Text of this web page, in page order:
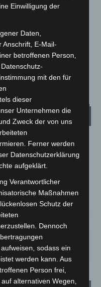
21 neue
beim Roten
16.6°
4%
MI.
26° 17
Einwilligung der
Daten,
Anschrift, E-Mail-
betroffenen Person,
mit den für
dieser
Unternehmen die
Zweck der von uns
Ferner werden
Datenschutzerklärung
aufgeklärt.
Verantwortlicher
Maßnahmen
Schutz der
Dennoch
sodass ein
werden kann. Aus
Person frei,
alternativen Wegen,